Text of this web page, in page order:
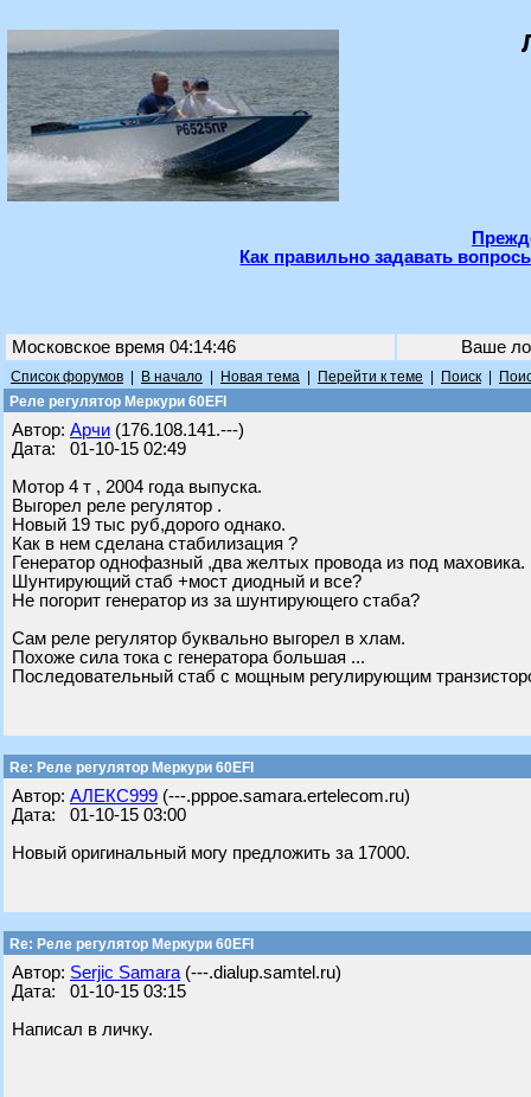
Как правильно задавать
Московское время 04:14:46 Ваше
Список форумов В начало Новая тема Перейти к теме Поиск
Реле регулятор Меркури 60EFI
Автор: Арчи (176.108.141.---)
Дата: 01-10-15 02:49
Мотор 4 т , 2004 года выпуска.
Выгорел реле регулятор .
Новый 19 тыс руб,дорого однако.
Как в нем сделана стабилизация ?
Генератор однофазный ,два желтых провода из под маховика.
Шунтирующий стаб +мост диодный и все?
Не погорит генератор из за шунтирующего стаба?
Сам реле регулятор буквально выгорел в хлам.
Похоже сила тока с генератора большая ...
Последовательный стаб с мощным регулирующим
Re: Реле регулятор Меркури 60EFI
Автор: АЛЕКС999 (---.pppoe.samara.ertelecom.ru)
Дата: 01-10-15 03:00
Новый оригинальный могу предложить за 17000.
Re: Реле регулятор Меркури 60EFI
Автор: Serjic Samara (---.dialup.samtel.ru)
Дата: 01-10-15 03:15
Написал в личку.